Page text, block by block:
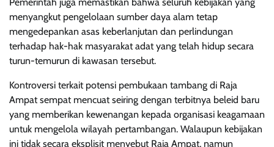
menyangkut pengelolaan sumber daya alam tetap
mengedepankan asas keberlanjutan dan perlindungan
terhadap hak-hak masyarakat adat yang telah hidup secara
turun-temurun di kawasan tersebut.
Kontroversi terkait potensi pembukaan tambang di Raja
Ampat sempat mencuat seiring dengan terbitnya beleid baru
yang memberikan kewenangan kepada organisasi keagamaan
untuk mengelola wilayah pertambangan. Walaupun kebijakan
ini tidak secara eksplisit menyebut Raja Ampat, namun